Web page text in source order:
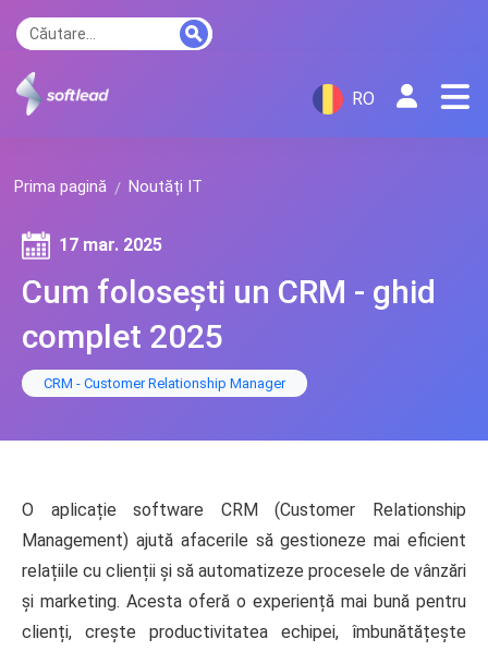
RO
Prima pagină Noutăți IT
Cum folosești un CRM - ghid
complet 2025
17 mar. 2025
CRM - Customer Relationship Manager
O aplicație software CRM (Customer Relationship
Management) ajută afacerile să gestioneze mai eficient
relațiile cu clienții și să automatizeze procesele de vânzări
și marketing. Acesta oferă o experiență mai bună pentru
clienți, crește productivitatea echipei, îmbunătățește